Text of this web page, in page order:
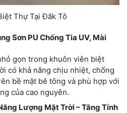
Thự Tại Đăk Tô
Sơn PU Chống Tia UV, Mài
gọn trong khuôn viên biệt
có khả năng chịu nhiệt, chống
bề mặt bê tông và phù hợp với
của cao nguyên.
Lượng Mặt Trời – Tăng Tính